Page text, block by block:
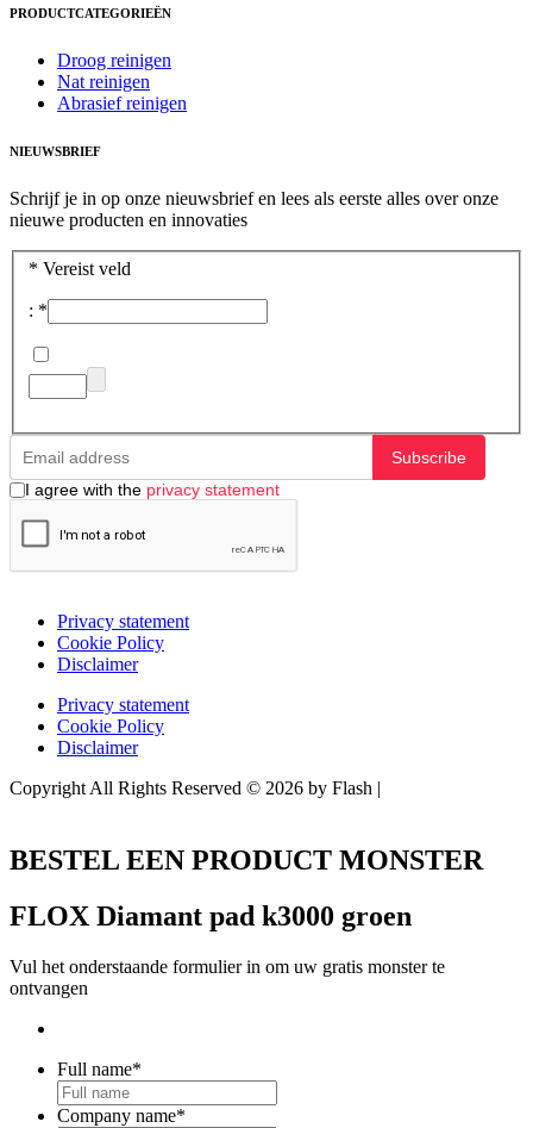
PRODUCTCATEGORIEËN
Droog reinigen
Nat reinigen
Abrasief reinigen
NIEUWSBRIEF
Schrijf je in op onze nieuwsbrief en lees als eerste alles over onze
nieuwe producten en innovaties
* Vereist veld
: *
Subscribe
I agree with the privacy statement
Privacy statement
Cookie Policy
Disclaimer
Privacy statement
Cookie Policy
Disclaimer
Copyright All Rights Reserved © 2026 by Flash |
BESTEL EEN PRODUCT MONSTER
FLOX Diamant pad k3000 groen
Vul het onderstaande formulier in om uw gratis monster te
ontvangen
Full name*
Company name*